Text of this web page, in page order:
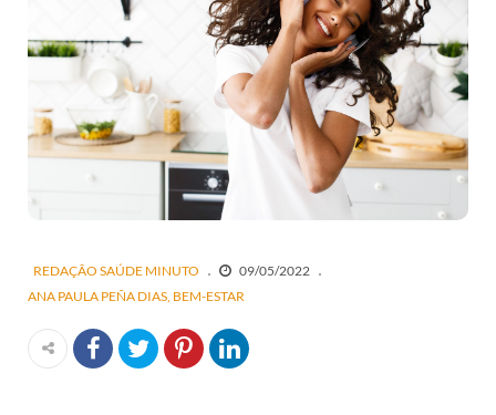
REDAÇÃO SAÚDE MINUTO
09/05/2022
ANA PAULA PEÑA DIAS BEM-ESTAR